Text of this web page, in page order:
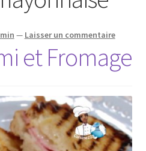
— Laisser un commentaire
et Fromage